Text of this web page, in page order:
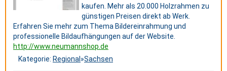
kaufen. Mehr als 20.000 Holzrahmen zu
günstigen Preisen direkt ab Werk.
Erfahren Sie mehr zum Thema Bildereinrahmung und
professionelle Bildaufhängungen auf der Website.
http://www.neumannshop.de
Kategorie: Regional »Sachsen